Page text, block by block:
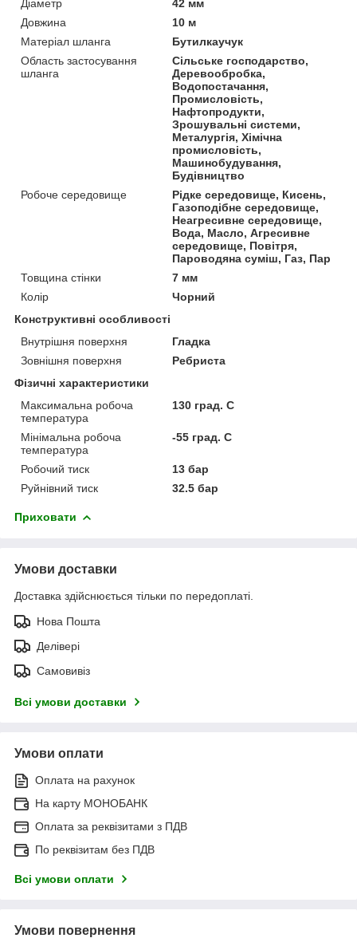
Діаметр
42 мм
Довжина
10 м
Матеріал шланга
Бутилкаучук
Область застосування
шланга
Сільське господарство,
Деревообробка,
Водопостачання,
Промисловість,
Нафтопродукти,
Зрошувальні системи,
Металургія, Хімічна
промисловість,
Машинобудування,
Будівництво
Робоче середовище
Рідке середовище, Кисень,
Газоподібне середовище,
Неагресивне середовище,
Вода, Масло, Агресивне
середовище, Повітря,
Пароводяна суміш, Газ, Пар
Товщина стінки
7 мм
Колір
Чорний
Конструктивні особливості
Внутрішня поверхня
Гладка
Зовнішня поверхня
Ребриста
Фізичні характеристики
Максимальна робоча
температура
130 град. C
Мінімальна робоча
температура
-55 град. C
Робочий тиск
13 бар
Руйнівний тиск
32.5 бар
Приховати
Умови доставки
Доставка здійснюється тільки по передоплаті.
Нова Пошта
Делівері
Самовивіз
Всі умови доставки
Умови оплати
Оплата на рахунок
На карту МОНОБАНК
Оплата за реквізитами з ПДВ
По реквізитам без ПДВ
Всі умови оплати
Умови повернення